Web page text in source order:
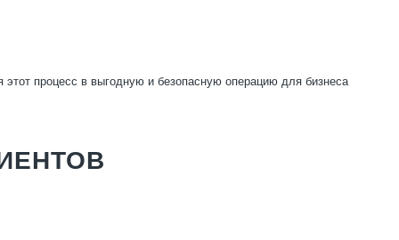
процесс в выгодную и безопасную операцию для бизнеса